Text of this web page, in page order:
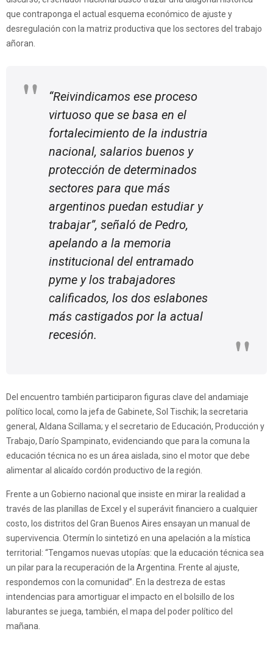
que contraponga el actual esquema económico de ajuste y
desregulación con la matriz productiva que los sectores del trabajo
añoran.
“Reivindicamos ese proceso
virtuoso que se basa en el
fortalecimiento de la industria
nacional, salarios buenos y
protección de determinados
sectores para que más
argentinos puedan estudiar y
trabajar”, señaló de Pedro,
apelando a la memoria
institucional del entramado
pyme y los trabajadores
calificados, los dos eslabones
más castigados por la actual
recesión.
Del encuentro también participaron figuras clave del andamiaje
político local, como la jefa de Gabinete, Sol Tischik; la secretaria
general, Aldana Scillama; y el secretario de Educación, Producción y
Trabajo, Darío Spampinato, evidenciando que para la comuna la
educación técnica no es un área aislada, sino el motor que debe
alimentar al alicaído cordón productivo de la región.
Frente a un Gobierno nacional que insiste en mirar la realidad a
través de las planillas de Excel y el superávit financiero a cualquier
costo, los distritos del Gran Buenos Aires ensayan un manual de
supervivencia. Otermín lo sintetizó en una apelación a la mística
territorial: “Tengamos nuevas utopías: que la educación técnica sea
un pilar para la recuperación de la Argentina. Frente al ajuste,
respondemos con la comunidad”. En la destreza de estas
intendencias para amortiguar el impacto en el bolsillo de los
laburantes se juega, también, el mapa del poder político del
mañana.